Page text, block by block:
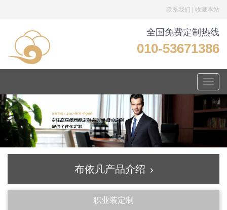
联系我们 收藏本站
全国免费定制热线
010-53671386
Toggle
布依凡产品介绍
职业装定制